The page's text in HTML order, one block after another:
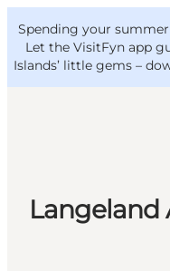
Spending your
Let the VisitFyn app
Islands’ little gems –
Things to do
Outdoor and
VisitFyn
Deutsch
Langeland